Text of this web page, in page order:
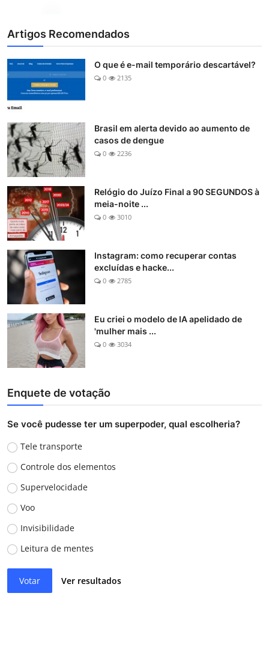
Artigos Recomendados
O que é e-mail temporário descartável?
0 2135
Brasil em alerta devido ao aumento de
casos de dengue
0 2236
Relógio do Juízo Final a 90 SEGUNDOS à
meia-noite ...
0 3010
Instagram: como recuperar contas
excluídas e hacke...
0 2785
Eu criei o modelo de IA apelidado de
'mulher mais ...
0 3034
Enquete de votação
Se você pudesse ter um superpoder, qual escolheria?
Tele transporte
Controle dos elementos
Supervelocidade
Voo
Invisibilidade
Leitura de mentes
Votar Ver resultados